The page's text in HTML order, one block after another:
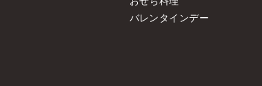
バレンタインデー